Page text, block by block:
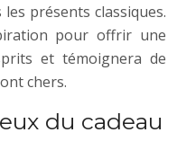
présents classiques.
pour offrir une
et témoignera de
chers.
du cadeau